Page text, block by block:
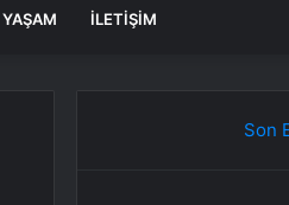
YAŞAM İLETIŞIM
Son